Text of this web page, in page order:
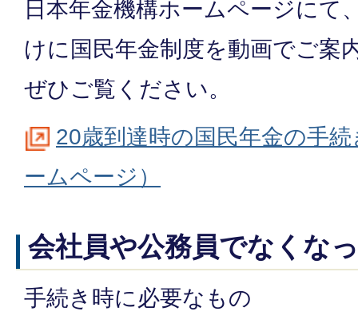
日本年金機構ホームページにて
けに国民年金制度を動画でご案
ぜひご覧ください。
20歳到達時の国民年金の手
ームページ）
会社員や公務員でなくな
手続き時に必要なもの